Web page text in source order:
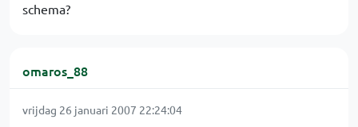
schema?
omaros_88
vrijdag 26 januari 2007 22:24:04